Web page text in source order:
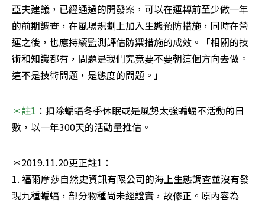
亞夫建議，已經通過的開發案，可以在運轉前至少做一年
的前期調查，在風場規劃上加入生態預防措施，同時在營
運之後，也應持續監測評估防禦措施的成效。「相關的技
術和知識都有，問題是我們究竟要不要朝這個方向去做。
這不是技術問題，是態度的問題。」
＊註1 ：扣除蝙蝠冬季休眠或是風勢太強蝙蝠不活動的日
數，以一年300天的活動量推估。
＊2019.11.20更正註1：
1. 福爾摩莎自然史資訊有限公司的海上生態調查並沒有發
現九種蝙蝠，部分物種尚未經證實，故修正。原內容為